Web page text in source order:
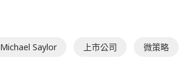
Michael Saylor 上市公司 微策略